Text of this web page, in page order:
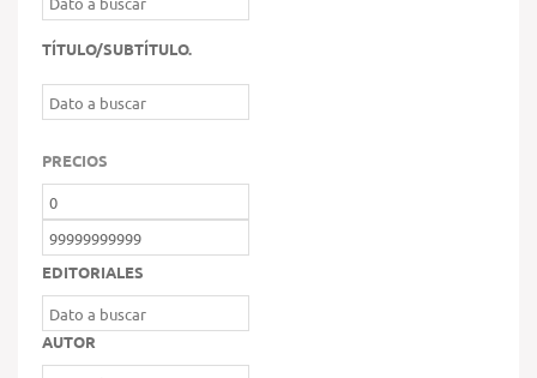
TÍTULO/SUBTÍTULO.
PRECIOS
EDITORIALES
AUTOR